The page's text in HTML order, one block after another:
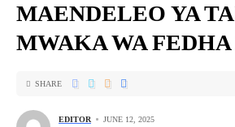
MAENDELEO YA
MWAKA WA FEDHA
EDITOR
JUNE 12, 2025
SHARE